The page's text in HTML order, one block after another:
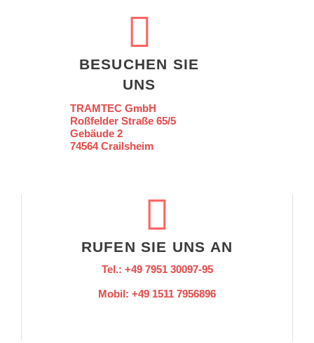
BESUCHEN SIE
UNS
TRAMTEC GmbH
Roßfelder Straße 65/5
Gebäude 2
74564 Crailsheim
RUFEN SIE UNS AN
Tel.: +49 7951 30097-95
Mobil: +49 1511 7956896